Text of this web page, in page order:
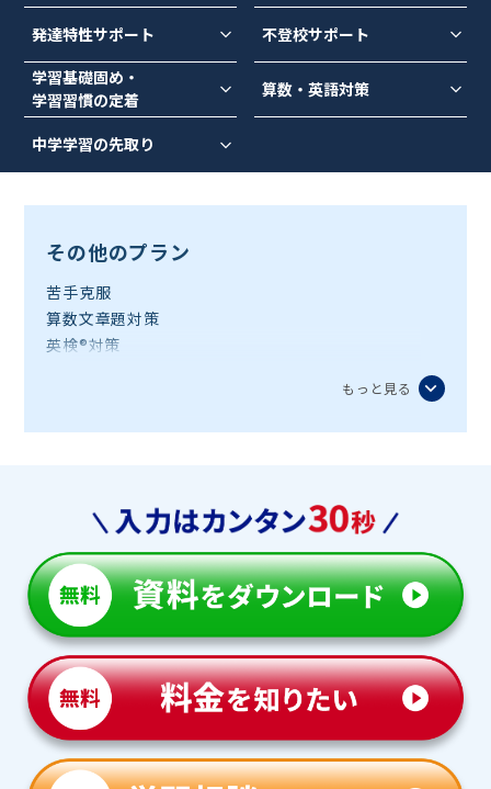
発達特性サポート
不登校サポート
学習基礎固め・
学習習慣の定着
算数・英語対策
中学学習の先取り
その他のプラン
もっと見る
苦手克服
算数文章題対策
英検®対策